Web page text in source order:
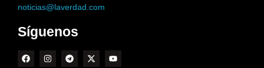
noticias@laverdad.com
Síguenos